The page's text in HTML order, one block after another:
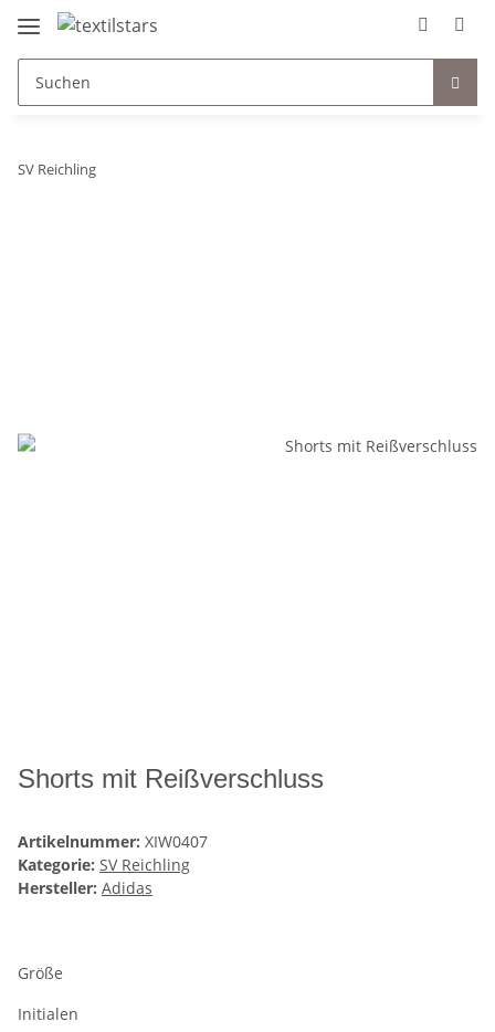
SV Reichling
Shorts mit Reißverschluss
Artikelnummer: XIW0407
Kategorie: SV Reichling
Hersteller: Adidas
Größe
Initialen